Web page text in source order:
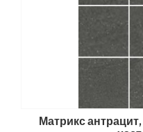
Матрикс